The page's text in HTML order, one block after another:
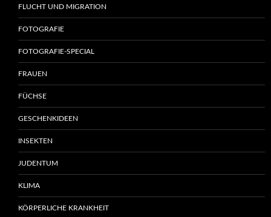
FLUCHT UND MIGRATION
FOTOGRAFIE
FOTOGRAFIE-SPECIAL
FRAUEN
FÜCHSE
GESCHENKIDEEN
INSEKTEN
JUDENTUM
KLIMA
KÖRPERLICHE KRANKHEIT